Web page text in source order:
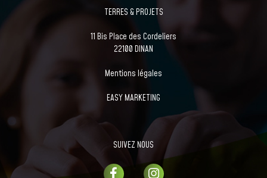
TERRES & PROJETS
11 Bis Place des Cordeliers
22100 DINAN
Mentions légales
EASY MARKETING
SUIVEZ NOUS